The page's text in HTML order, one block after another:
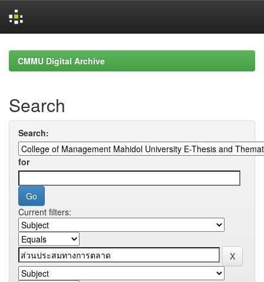
navigationCMMU Digital Archive
Search
Search:
for
Current filters: